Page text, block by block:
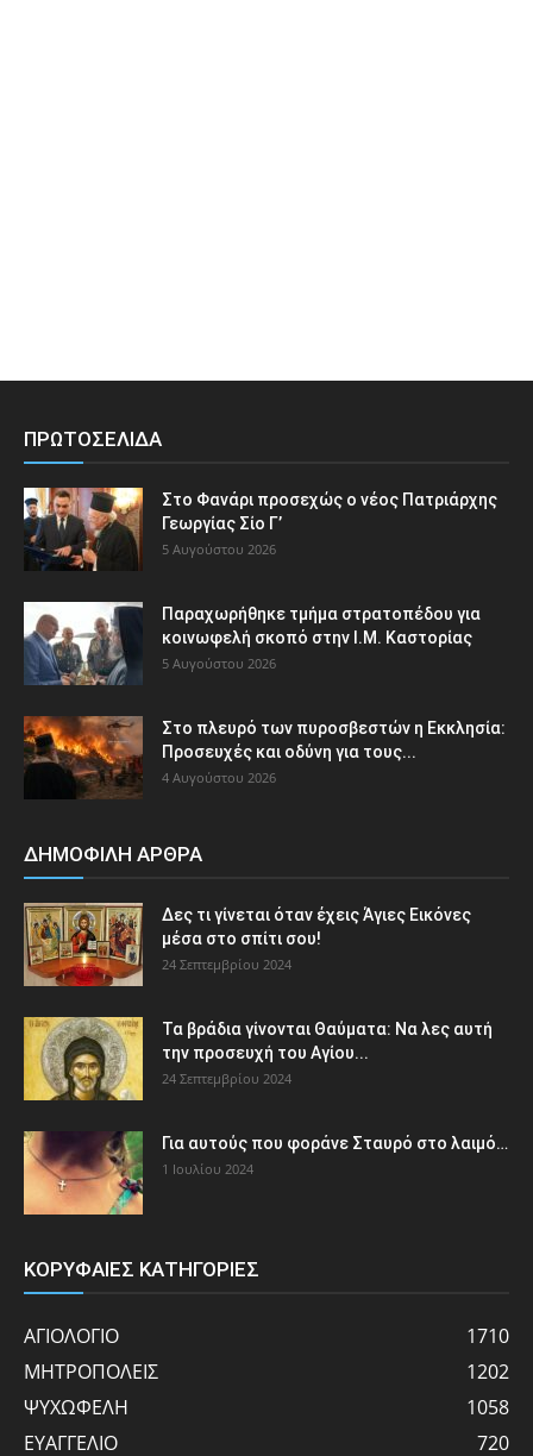
ΠΡΩΤΟΣΕΛΙΔΑ
Στο Φανάρι προσεχώς ο νέος Πατριάρχης
Γεωργίας Σίο Γ’
5 Αυγούστου 2026
Παραχωρήθηκε τμήμα στρατοπέδου για
κοινωφελή σκοπό στην Ι.Μ. Καστορίας
5 Αυγούστου 2026
Στο πλευρό των πυροσβεστών η Εκκλησία:
Προσευχές και οδύνη για τους...
4 Αυγούστου 2026
ΔΗΜΟΦΙΛΗ ΑΡΘΡΑ
Δες τι γίνεται όταν έχεις Άγιες Εικόνες
μέσα στο σπίτι σου!
24 Σεπτεμβρίου 2024
Τα βράδια γίνονται Θαύματα: Να λες αυτή
την προσευχή του Αγίου...
24 Σεπτεμβρίου 2024
Για αυτούς που φοράνε Σταυρό στο λαιμό…
1 Ιουλίου 2024
ΚΟΡΥΦΑΙΕΣ ΚΑΤΗΓΟΡΙΕΣ
ΑΓΙΟΛΟΓΙΟ
1710
ΜΗΤΡΟΠΟΛΕΙΣ
1202
ΨΥΧΩΦΕΛΗ
1058
ΕΥΑΓΓΕΛΙΟ
720